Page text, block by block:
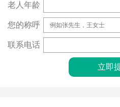
老人年龄
您的称呼
联系电话